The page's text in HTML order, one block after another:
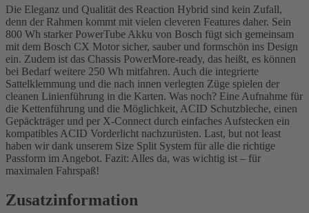
Die Eleganz und Qualität des Reaction Hybrid sind kein Zufall,
denn der Rahmen kommt mit vielen cleveren Features daher. Sein
800 Wh starker PowerTube Akku von Bosch fügt sich gemeinsam
mit dem Bosch CX Motor sicher, sauber und formschön ins Design
ein. Zudem ist das Chassis PowerMore-ready, das heißt, es können
bei Bedarf weitere 250 Wh mitfahren. Auch die integrierte
Sattelklemmung und die nach innen verlegten Züge spielen der
cleanen Linienführung in die Karten. Was noch? Eine Aufnahme für
die Kettenführung und die Möglichkeit, ACID Schutzbleche, einen
Gepäckträger und per X-Connect durch einfaches Aufstecken ein
kompatibles ACID Vorderlicht nachzurüsten. Last, but not least
haben wir dank unserem Size Split System für alle die richtige
Passform im Angebot. Fazit: Alles da, was wichtig ist – für
maximalen Fahrspaß!
Zusatzinformation